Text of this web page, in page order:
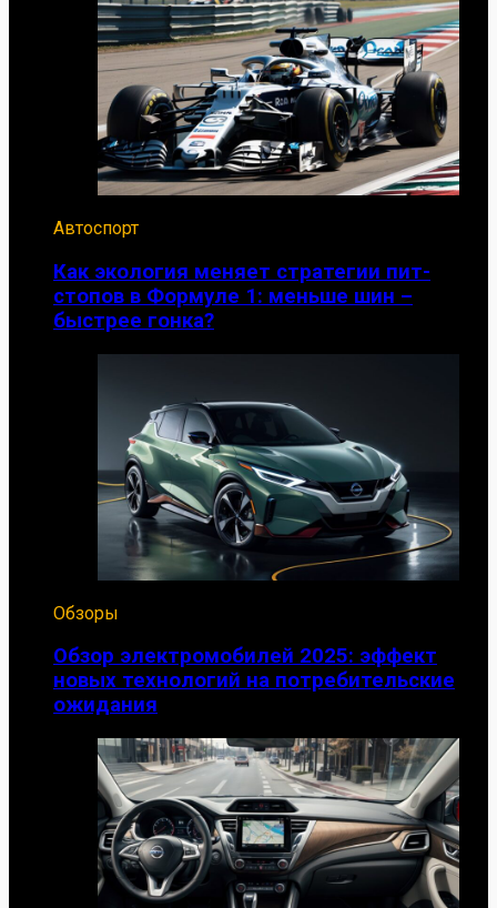
Автоспорт
Как экология меняет стратегии пит-
стопов в Формуле 1: меньше шин –
быстрее гонка?
Обзоры
Обзор электромобилей 2025: эффект
новых технологий на потребительские
ожидания